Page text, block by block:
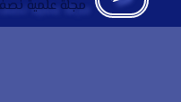
مجلة علمية